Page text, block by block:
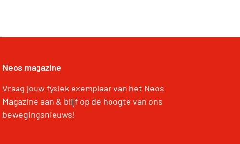
Neos magazine
Vraag jouw fysiek exemplaar van het Neos
Magazine aan & blijf op de hoogte van ons
bewegingsnieuws!